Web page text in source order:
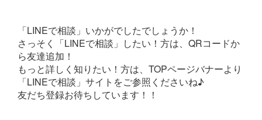
「LINEで相談」いかがでしたでしょうか！
さっそく「LINEで相談」したい！方は、QRコードか
ら友達追加！
もっと詳しく知りたい！方は、TOPページバナーより
「LINEで相談」サイトをご参照くださいね♪
友だち登録お待ちしています！！